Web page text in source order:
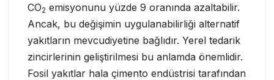
CO2 emisyonunu yüzde 9 oranında azaltabilir.
Ancak, bu değişimin uygulanabilirliği alternatif
yakıtların mevcudiyetine bağlıdır. Yerel tedarik
zincirlerinin geliştirilmesi bu anlamda önemlidir.
Fosil yakıtlar hala çimento endüstrisi tarafından